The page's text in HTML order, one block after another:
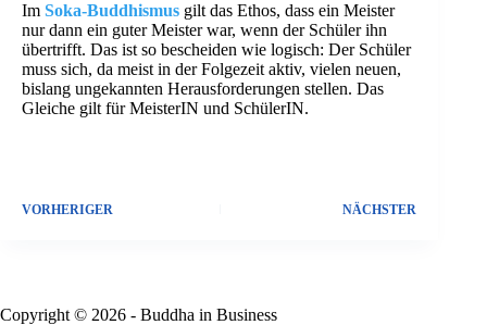
Im Soka-Buddhismus gilt das Ethos, dass ein Meister
nur dann ein guter Meister war, wenn der Schüler ihn
übertrifft. Das ist so bescheiden wie logisch: Der Schüler
muss sich, da meist in der Folgezeit aktiv, vielen neuen,
bislang ungekannten Herausforderungen stellen. Das
Gleiche gilt für MeisterIN und SchülerIN.
VORHERIGER NÄCHSTER
Copyright © 2026 - Buddha in Business